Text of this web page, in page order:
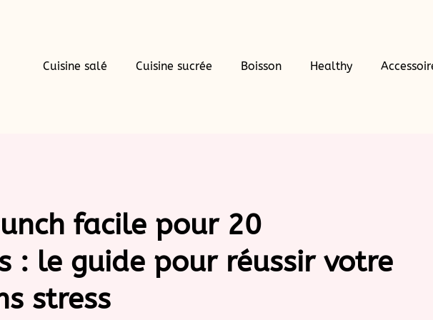
Cuisine salé Cuisine sucrée Boisson Healthy
facile pour 20
: le guide pour réussir votre
stress